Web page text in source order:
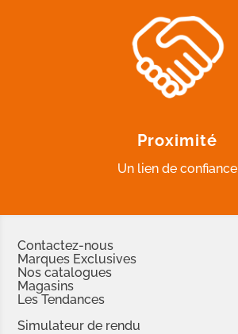
Proximité
Un lien de confiance
Contactez-nous
Marques Exclusives
Nos catalogues
Magasins
Les Tendances
Simulateur de rendu